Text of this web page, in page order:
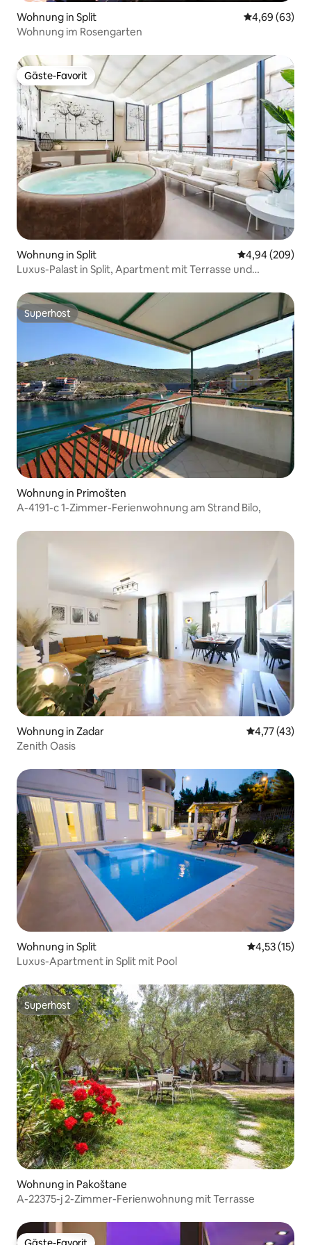
Wohnung in Split
4,69 (63)
Wohnung im Rosengarten
Gäste-Favorit
Gäste-Favorit
Wohnung in Split
4,94 (209)
Luxus-Palast in Split, Apartment mit Terrasse und
Superhost
Superhost
Wohnung in Primošten
A-4191-c 1-Zimmer-Ferienwohnung am Strand Bilo,
Wohnung in Zadar
4,77 (43)
Zenith Oasis
Wohnung in Split
4,53 (15)
Luxus-Apartment in Split mit Pool
Superhost
Superhost
Wohnung in Pakoštane
A-22375-j 2-Zimmer-Ferienwohnung mit Terrasse